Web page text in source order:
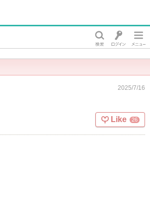
2025/7/16
Like 26